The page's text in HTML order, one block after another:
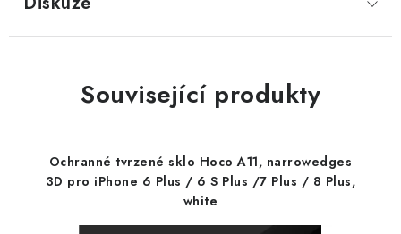
Související produkty
Ochranné tvrzené sklo Hoco A11, narrowedges
3D pro iPhone 6 Plus / 6 S Plus /7 Plus / 8 Plus,
white